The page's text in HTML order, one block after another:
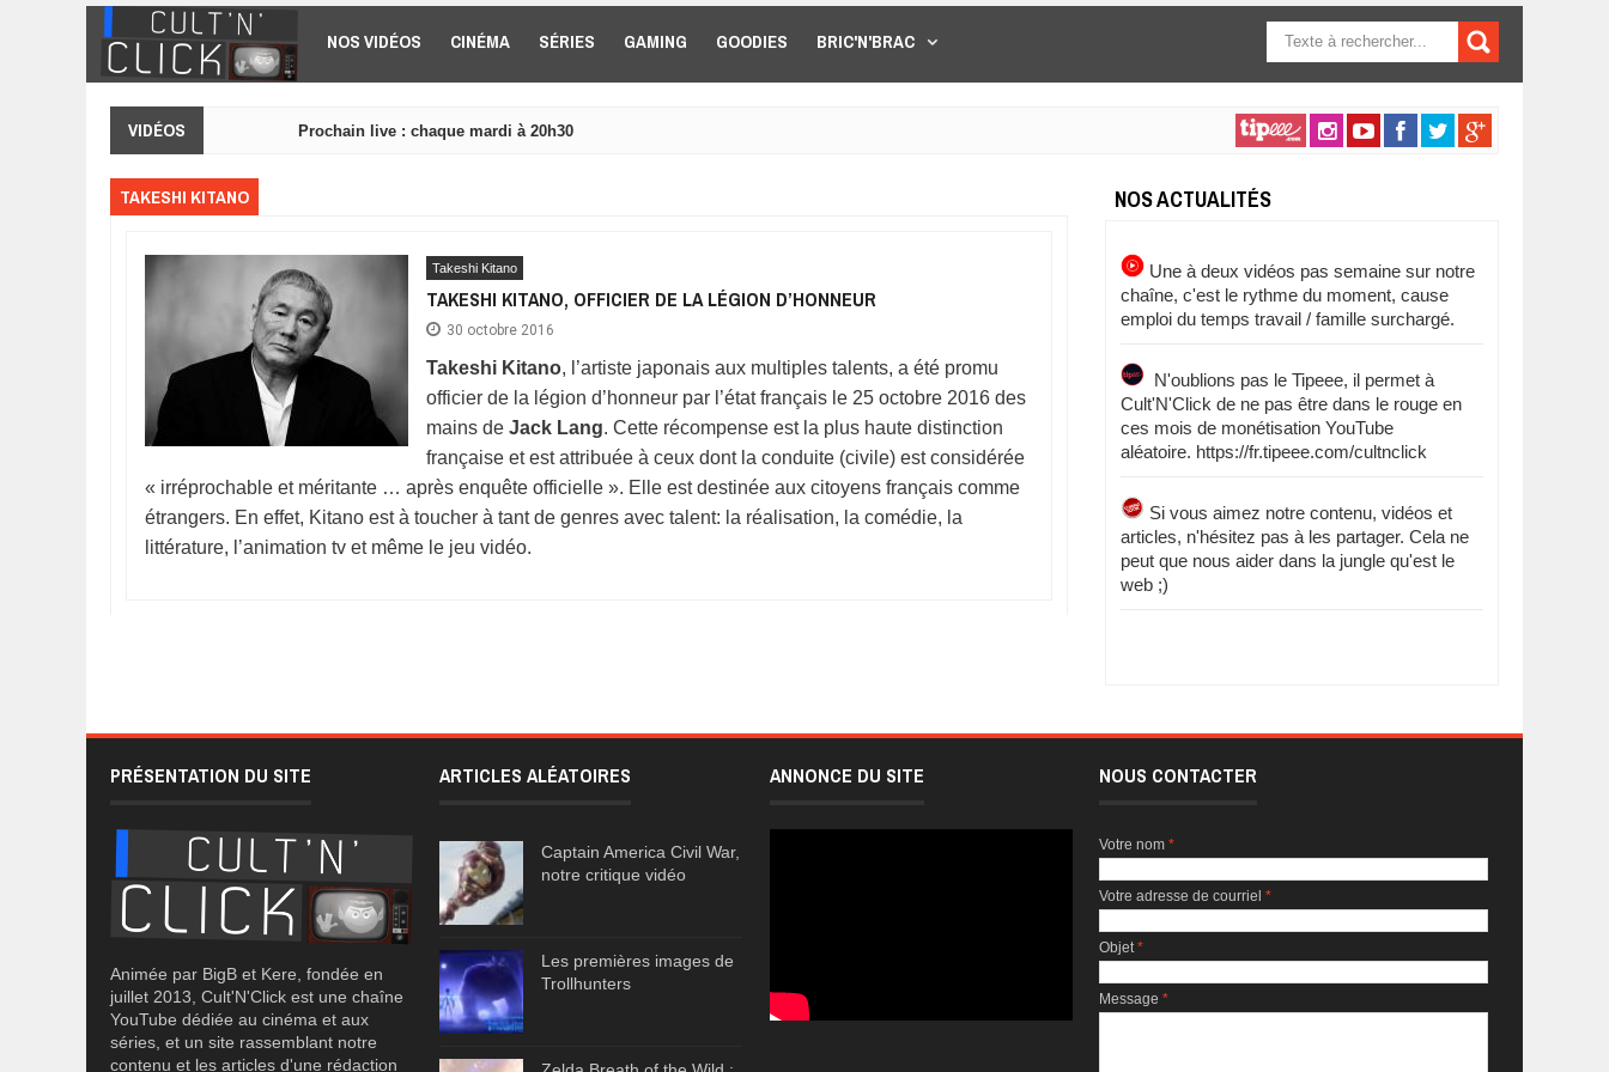
Aller au contenu principal
NOS VIDÉOS CINÉMA SÉRIES GAMING GOODIES BRIC'N'BRAC
FORMULAIRE DE
RECHERCHE
VIDÉOS Prochain live : chaque mardi à 20h30
TAKESHI KITANO
Takeshi Kitano
TAKESHI KITANO, OFFICIER DE LA LÉGION D’HONNEUR
30 octobre 2016
Takeshi Kitano, l’artiste japonais aux multiples talents, a été promu
officier de la légion d’honneur par l’état français le 25 octobre 2016 des
mains de Jack Lang. Cette récompense est la plus haute distinction
française et est attribuée à ceux dont la conduite (civile) est considérée
« irréprochable et méritante … après enquête officielle ». Elle est destinée aux citoyens français comme
étrangers. En effet, Kitano est à toucher à tant de genres avec talent: la réalisation, la comédie, la
littérature, l’animation tv et même le jeu vidéo.
NOS ACTUALITÉS
Une à deux vidéos pas semaine sur notre
chaîne, c'est le rythme du moment, cause
emploi du temps travail / famille surchargé.
N'oublions pas le Tipeee, il permet à
Cult'N'Click de ne pas être dans le rouge en
ces mois de monétisation YouTube
aléatoire. https://fr.tipeee.com/cultnclick
Si vous aimez notre contenu, vidéos et
articles, n'hésitez pas à les partager. Cela ne
peut que nous aider dans la jungle qu'est le
web ;)
PRÉSENTATION DU SITE
Animée par BigB et Kere, fondée en
juillet 2013, Cult'N'Click est une chaîne
YouTube dédiée au cinéma et aux
séries, et un site rassemblant notre
contenu et les articles d'une rédaction
ARTICLES ALÉATOIRES
Captain America Civil War,
notre critique vidéo
Les premières images de
Trollhunters
ANNONCE DU SITE NOUS CONTACTER
Votre nom*
Votre adresse de courriel*
Objet*
Message*